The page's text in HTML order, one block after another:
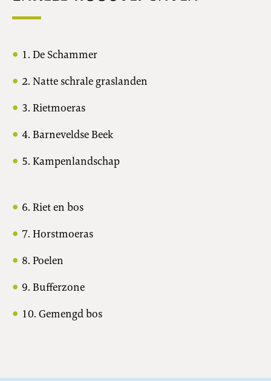
1. De Schammer
2. Natte schrale graslanden
3. Rietmoeras
4. Barneveldse Beek
5. Kampenlandschap
6. Riet en bos
7. Horstmoeras
8. Poelen
9. Bufferzone
10. Gemengd bos